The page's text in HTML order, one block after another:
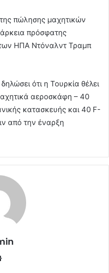
πώλησης μαχητικών
πρόσφατης
ΗΠΑ Ντόναλντ Τραμπ
ότι η Τουρκία θέλει
αεροσκάφη – 40
κατασκευής και 40 F-
από την έναρξη